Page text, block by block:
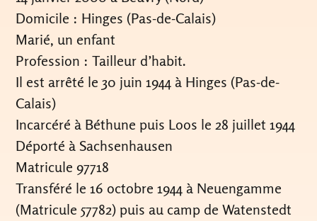
Domicile : Hinges (Pas-de-Calais)
Marié, un enfant
Profession : Tailleur d’habit.
Il est arrêté le 30 juin 1944 à Hinges (Pas-de-
Calais)
Incarcéré à Béthune puis Loos le 28 juillet 1944
Déporté à Sachsenhausen
Matricule 97718
Transféré le 16 octobre 1944 à Neuengamme
(Matricule 57782) puis au camp de Watenstedt